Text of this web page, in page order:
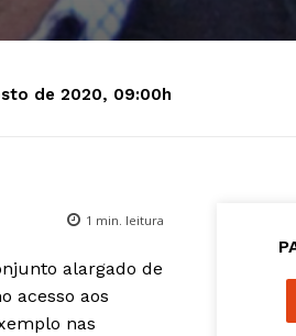
de 2020, 09:00h
1 min. leitura
alargado de
acesso aos
nas